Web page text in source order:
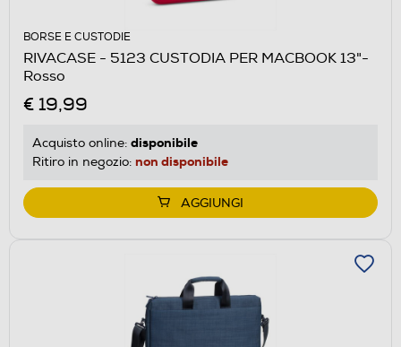
BORSE E CUSTODIE
RIVACASE - 5123 CUSTODIA PER MACBOOK 13"-
Rosso
€ 19,99
Acquisto online: disponibile
Ritiro in negozio: non disponibile
AGGIUNGI